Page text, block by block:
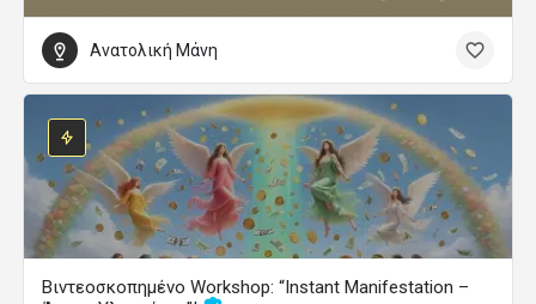
Ανατολική Μάνη
Βιντεοσκοπημένο Workshop: “Instant Manifestation –